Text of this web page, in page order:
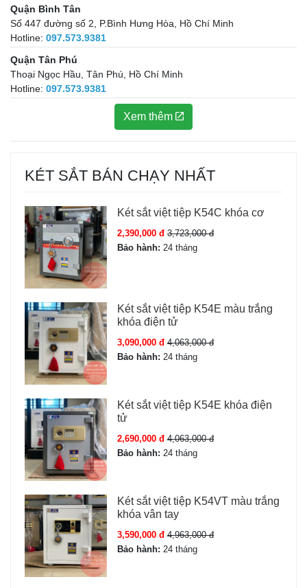
Quận Bình Tân
Số 447 đường số 2, P.Bình Hưng Hòa, Hồ Chí Minh
Hotline: 097.573.9381
Quận Tân Phú
Thoại Ngọc Hầu, Tân Phú, Hồ Chí Minh
Hotline: 097.573.9381
Xem thêm
KÉT SẮT BÁN CHẠY NHẤT
Két sắt việt tiệp K54C khóa cơ
2,390,000 đ 3,723,000 đ
Bảo hành: 24 tháng
Két sắt việt tiệp K54E màu trắng
khóa điện tử
3,090,000 đ 4,063,000 đ
Bảo hành: 24 tháng
Két sắt việt tiệp K54E khóa điện
tử
2,690,000 đ 4,063,000 đ
Bảo hành: 24 tháng
Két sắt việt tiệp K54VT màu trắng
khóa vân tay
3,590,000 đ 4,963,000 đ
Bảo hành: 24 tháng